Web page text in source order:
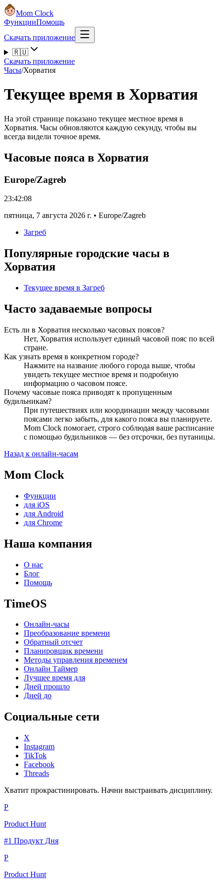
Mom Clock
ФункцииПомощь
Скачать приложение
🇷🇺
Скачать приложение
Часы/Хорватия
Текущее время в Хорватия
На этой странице показано текущее местное время в
Хорватия. Часы обновляются каждую секунду, чтобы вы
всегда видели точное время.
Часовые пояса в Хорватия
Europe/Zagreb
23:42:08
пятница, 7 августа 2026 г. • Europe/Zagreb
Загреб
Популярные городские часы в
Хорватия
Текущее время в Загреб
Часто задаваемые вопросы
Есть ли в Хорватия несколько часовых поясов?
Нет, Хорватия использует единый часовой пояс по всей
стране.
Как узнать время в конкретном городе?
Нажмите на название любого города выше, чтобы
увидеть текущее местное время и подробную
информацию о часовом поясе.
Почему часовые пояса приводят к пропущенным
будильникам?
При путешествиях или координации между часовыми
поясами легко забыть, для какого пояса вы планируете.
Mom Clock помогает, строго соблюдая ваше расписание
с помощью будильников — без отсрочки, без путаницы.
Назад к онлайн-часам
Mom Clock
Функции
для iOS
для Android
для Chrome
Наша компания
О нас
Блог
Помощь
TimeOS
Онлайн-часы
Преобразование времени
Обратный отсчет
Планировщик времени
Методы управления временем
Онлайн Таймер
Лучшее время для
Дней прошло
Дней до
Социальные сети
X
Instagram
TikTok
Facebook
Threads
Хватит прокрастинировать. Начни выстраивать дисциплину.
P
Product Hunt
#1 Продукт Дня
P
Product Hunt